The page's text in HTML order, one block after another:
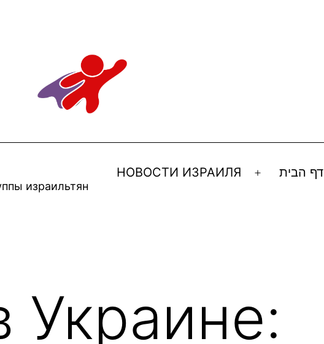
израильтян
НОВОСТИ ИЗРАИЛЯ
Открыть
דף הבית
Украине: